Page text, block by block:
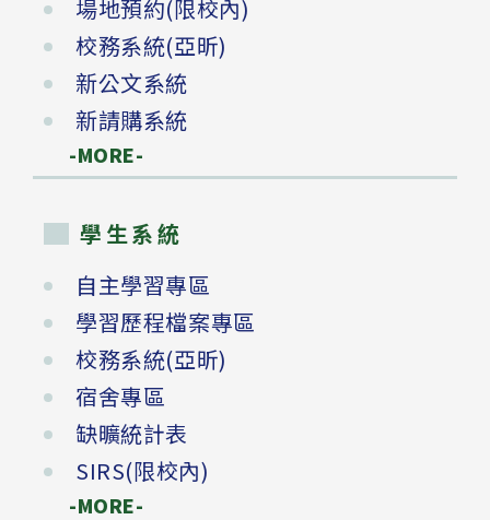
場地預約(限校內)
校務系統(亞昕)
新公文系統
新請購系統
-MORE-
學生系統
自主學習專區
學習歷程檔案專區
校務系統(亞昕)
宿舍專區
缺曠統計表
SIRS(限校內)
-MORE-